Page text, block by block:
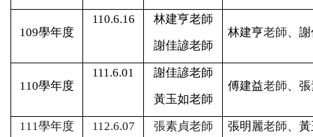
109學年度
110.6.16
林建亨老師
謝佳諺老師
林建亨老師、
110學年度
111.6.01
謝佳諺老師
黃玉如老師
傅建益老師、
111學年度 112.6.07 張素貞老師 張明麗老師、